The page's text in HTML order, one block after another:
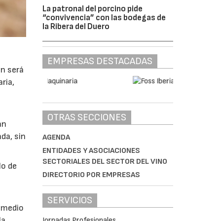
será
sin
de
La patronal del porcino pide
“convivencia” con las bodegas de
la Ribera del Duero
EMPRESAS DESTACADAS
OTRAS SECCIONES
AGENDA
ENTIDADES Y ASOCIACIONES
SECTORIALES DEL SECTOR DEL VINO
DIRECTORIO POR EMPRESAS
SERVICIOS